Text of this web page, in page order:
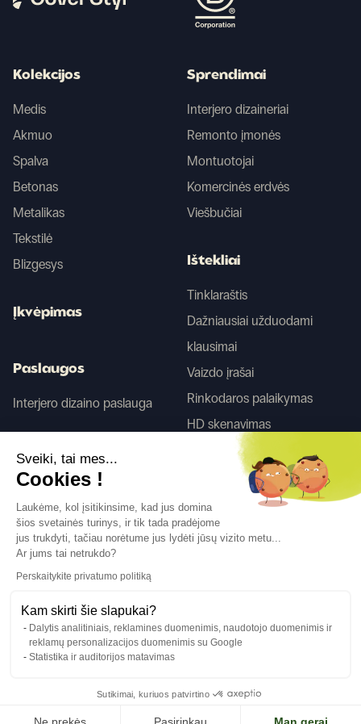
Sekite mus
Kolekcijos
Medis
Akmuo
Spalva
Betonas
Metalikas
Tekstilė
Blizgesys
Įkvėpimas
Paslaugos
Interjero dizaino paslauga
Sprendimai
Interjero dizaineriai
Remonto įmonės
Montuotojai
Komercinės erdvės
Viešbučiai
Ištekliai
Tinklaraštis
Dažniausiai užduodami
klausimai
Vaizdo įrašai
Rinkodaros palaikymas
HD skenavimas
Teisinė informacijaPrivatumo politika
Kalba LT ↓
Sveiki, tai mes...
Cookies !
Laukėme, kol įsitikinsime, kad jus domina
šios svetainės turinys, ir tik tada pradėjome
jus trukdyti, tačiau norėtume jus lydėti jūsų vizito metu...
Ar jums tai netrukdo?
Perskaitykite privatumo politiką
Kam skirti šie slapukai?
Dalytis analitiniais, reklamines duomenimis, naudotojo duomenimis ir
reklamų personalizacijos duomenimis su Google
Statistika ir auditorijos matavimas
Sutikimai, kuriuos patvirtino